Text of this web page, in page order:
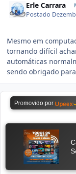
Erle Carrara
Postado
Mesmo em
tornando difícil
automáticas
sendo obrigado